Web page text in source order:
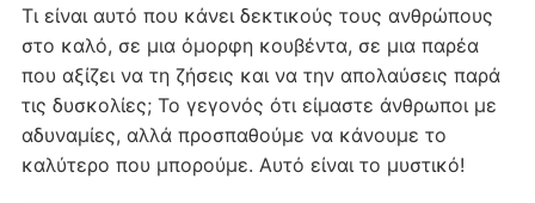
Τι είναι αυτό που κάνει δεκτικούς τους ανθρώπους
στο καλό, σε μια όμορφη κουβέντα, σε μια παρέα
που αξίζει να τη ζήσεις και να την απολαύσεις παρά
τις δυσκολίες; Το γεγονός ότι είμαστε άνθρωποι με
αδυναμίες, αλλά προσπαθούμε να κάνουμε το
καλύτερο που μπορούμε. Αυτό είναι το μυστικό!